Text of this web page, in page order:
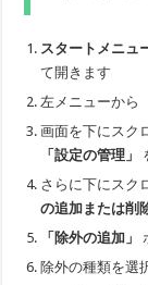
スタートメニュ
て開きます
左メニューから
画面を下にスク
「設定の管理」
さらに下にスク
の追加または削
「除外の追加」
除外の種類を選